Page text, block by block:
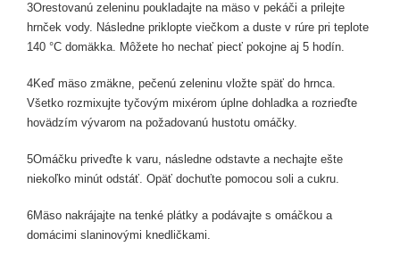
3Orestovanú zeleninu poukladajte na mäso v pekáči a prilejte
hrnček vody. Následne priklopte viečkom a duste v rúre pri teplote
140 °C domäkka. Môžete ho nechať piecť pokojne aj 5 hodín.
4Keď mäso zmäkne, pečenú zeleninu vložte späť do hrnca.
Všetko rozmixujte tyčovým mixérom úplne dohladka a rozrieďte
hovädzím vývarom na požadovanú hustotu omáčky.
5Omáčku priveďte k varu, následne odstavte a nechajte ešte
niekoľko minút odstáť. Opäť dochuťte pomocou soli a cukru.
6Mäso nakrájajte na tenké plátky a podávajte s omáčkou a
domácimi slaninovými knedličkami.